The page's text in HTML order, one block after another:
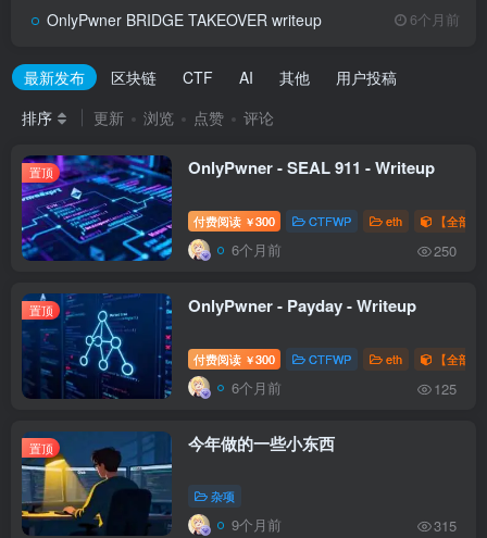
OnlyPwner BRIDGE TAKEOVER writeup 6个月前
最新发布 区块链 CTF AI 其他
用户投稿
排序
更新 浏览 点赞 评论
置顶 OnlyPwner - SEAL 911 - Writeup
付费阅读 ￥300 CTFWP eth 【全部
6个月前 250
置顶 OnlyPwner - Payday - Writeup
付费阅读 ￥300 CTFWP eth 【全部
6个月前 125
置顶 今年做的一些小东西
杂项
9个月前 315